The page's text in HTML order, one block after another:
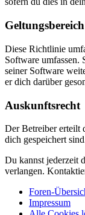
Diese Richtlinie
Software umfassen.
seiner Software
er dich darüber
Auskunftsrecht
Der Betreiber erteilt
dich gespeichert
Du kannst jederzeit
verlangen.
Foren-
Impressum